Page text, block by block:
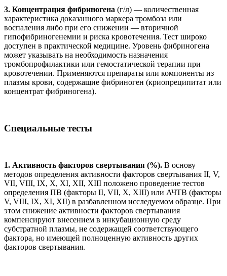
3. Концентрация фибриногена (г/л) — количественная
характеристика доказанного маркера тромбоза или
воспаления либо при его снижении — вторичной
гипофибриногенемии и риска кровотечения. Тест широко
доступен в практической медицине. Уровень фибриногена
может указывать на необходимость назначения
тромбопрофилактики или гемостатической терапии при
кровотечении. Применяются препараты или компоненты из
плазмы крови, содержащие фибриноген (криопреципитат или
концентрат фибриногена).
Специальные тесты
1. Активность факторов свертывания (%). В основу
методов определения активности факторов свертывания II, V,
VII, VIII, IX, X, XI, XII, XIII положено проведение тестов
определения ПВ (факторы II, VII, X, XIII) или АЧТВ (факторы
V, VIII, IX, XI, XII) в разбавленном исследуемом образце. При
этом снижение активности факторов свертывания
компенсируют внесением в инкубационную среду
субстратной плазмы, не содержащей соответствующего
фактора, но имеющей полноценную активность других
факторов свертывания.